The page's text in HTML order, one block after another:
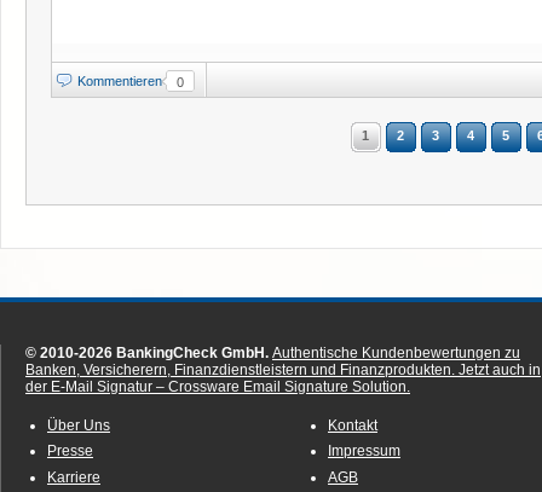
Kommentieren 0
1 2 3 4 5
© 2010-2026 BankingCheck GmbH. Authentische Kundenbewertungen zu
Banken, Versicherern, Finanzdienstleistern und Finanzprodukten. Jetzt auch in
der E-Mail Signatur – Crossware Email Signature Solution.
Über Uns
Presse
Karriere
Kontakt
Impressum
AGB